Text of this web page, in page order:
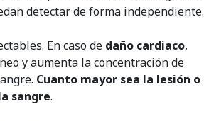
detectar de forma independiente.
En caso de daño cardiaco,
y aumenta la concentración de
Cuanto mayor sea la lesión o
sangre.